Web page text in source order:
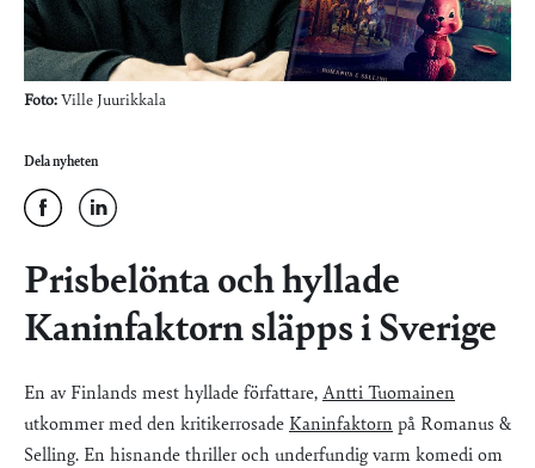
Foto: Ville Juurikkala
Dela nyheten
Prisbelönta och hyllade
Kaninfaktorn släpps i Sverige
En av Finlands mest hyllade författare, Antti Tuomainen
utkommer med den kritikerrosade Kaninfaktorn på Romanus &
Selling. En hisnande thriller och underfundig varm komedi om